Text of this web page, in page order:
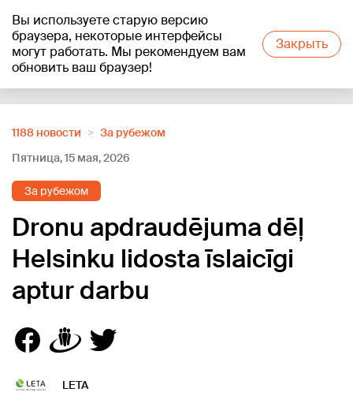
Вы используете старую версию
браузера, некоторые интерфейсы
могут работать. Мы рекомендуем вам
обновить ваш браузер!
Закрыть
+18°C
1188 новости
За рубежом
Пятница, 15 мая, 2026
За рубежом
Dronu apdraudējuma dēļ
Helsinku lidosta īslaicīgi
aptur darbu
LETA